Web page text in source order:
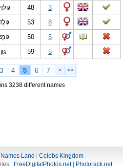
48
3
53
8
50
5
גון 59 5
3 4 5 6 7 > >>
3238 different names
Land
Celebs Kingdom
FreeDigitalPhotos.net| Photorack.net